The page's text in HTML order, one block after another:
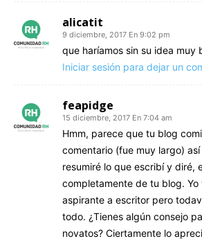
alicatit
9 diciembre, 2017 En 9:02 pm
que haríamos sin su idea muy
Iniciar sesión para dejar un
feapidge
15 diciembre, 2017 En 7:04 am
Hmm, parece que tu blog
comentario (fue muy largo)
resumiré lo que escribí y diré,
completamente de tu blog. Yo
aspirante a escritor pero
todo. ¿Tienes algún consejo
novatos? Ciertamente lo